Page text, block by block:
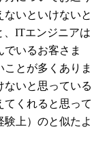
ないといけないと
、ITエンジニアは
いるお客さま
とが多くありま
ないと思っている
てくれると思って
上）のと似たよ